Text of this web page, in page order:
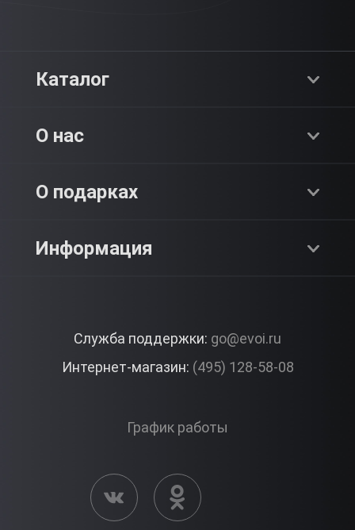
Каталог
Premium
О нас
О компании
Контакты
О подарках
Как это работает?
Вопросы и ответы
Информация
Корпоративные подарки
Активация сертификата
Служба поддержки: go@evoi.ru
Интернет-магазин: (495) 128-58-08
График работы